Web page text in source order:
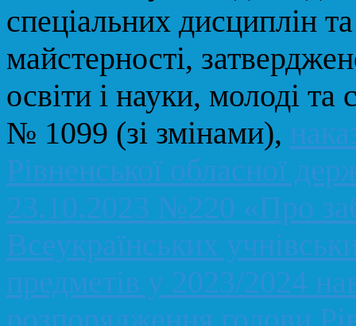
спеціальних дисциплін
майстерності,
освіти і науки, молоді
№ 1099 (зі змінами),
Рівненської обласної
23.10.2023 №220 «Про
Всеукраїнських
предметів у 2023/2024